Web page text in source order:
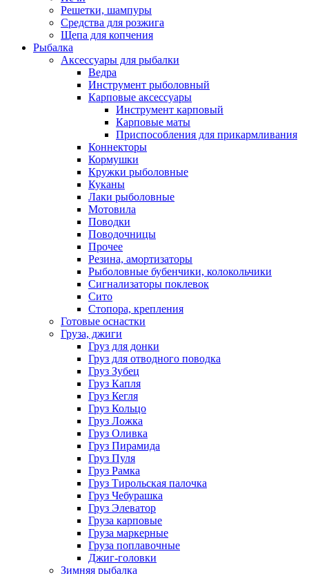
Решетки, шампуры
Средства для розжига
Щепа для копчения
Рыбалка
Аксессуары для рыбалки
Ведра
Инструмент рыболовный
Карповые аксессуары
Инструмент карповый
Карповые маты
Приспособления для прикармливания
Коннекторы
Кормушки
Кружки рыболовные
Куканы
Лаки рыболовные
Мотовила
Поводки
Поводочницы
Прочее
Резина, амортизаторы
Рыболовные бубенчики, колокольчики
Сигнализаторы поклевок
Сито
Стопора, крепления
Готовые оснастки
Груза, джиги
Груз для донки
Груз для отводного поводка
Груз Зубец
Груз Капля
Груз Кегля
Груз Кольцо
Груз Ложка
Груз Оливка
Груз Пирамида
Груз Пуля
Груз Рамка
Груз Тирольская палочка
Груз Чебурашка
Груз Элеватор
Груза карповые
Груза маркерные
Груза поплавочные
Джиг-головки
Зимняя рыбалка